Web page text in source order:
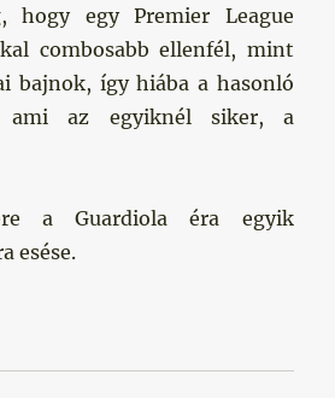
hogy egy Premier League
combosabb ellenfél, mint
bajnok, így hiába a hasonló
ami az egyiknél siker, a
a Guardiola éra egyik
esése.